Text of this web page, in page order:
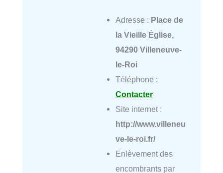
Adresse : Place de
la Vieille Église,
94290 Villeneuve-
le-Roi
Téléphone :
Contacter
Site internet :
http://www.villeneu
ve-le-roi.fr/
Enlèvement des
encombrants par